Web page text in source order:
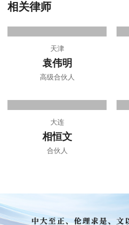
相关律师
天津
袁伟明
高级合伙人
大连
相恒文
合伙人